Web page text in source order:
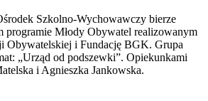
Szkolno-Wychowawczy bierze
programie Młody Obywatel realizowanym
Obywatelskiej i Fundację BGK. Grupa
„Urząd od podszewki”. Opiekunkami
i Agnieszka Jankowska.